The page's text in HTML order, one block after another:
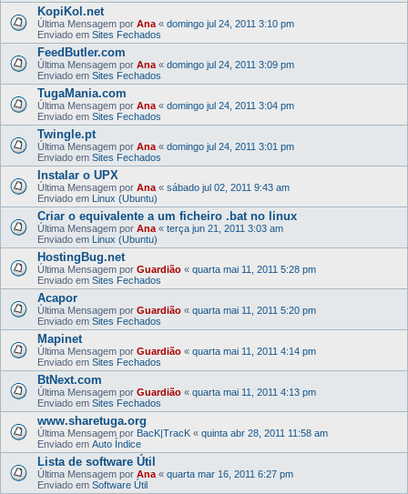
KopiKol.net
Última Mensagem por Ana « domingo jul 24, 2011 3:10 pm
Enviado em Sites Fechados
FeedButler.com
Última Mensagem por Ana « domingo jul 24, 2011 3:09 pm
Enviado em Sites Fechados
TugaMania.com
Última Mensagem por Ana « domingo jul 24, 2011 3:04 pm
Enviado em Sites Fechados
Twingle.pt
Última Mensagem por Ana « domingo jul 24, 2011 3:01 pm
Enviado em Sites Fechados
Instalar o UPX
Última Mensagem por Ana « sábado jul 02, 2011 9:43 am
Enviado em Linux (Ubuntu)
Criar o equivalente a um ficheiro .bat no linux
Última Mensagem por Ana « terça jun 21, 2011 3:03 am
Enviado em Linux (Ubuntu)
HostingBug.net
Última Mensagem por Guardião « quarta mai 11, 2011 5:28 pm
Enviado em Sites Fechados
Acapor
Última Mensagem por Guardião « quarta mai 11, 2011 5:20 pm
Enviado em Sites Fechados
Mapinet
Última Mensagem por Guardião « quarta mai 11, 2011 4:14 pm
Enviado em Sites Fechados
BtNext.com
Última Mensagem por Guardião « quarta mai 11, 2011 4:13 pm
Enviado em Sites Fechados
www.sharetuga.org
Última Mensagem por BacK|TracK « quinta abr 28, 2011 11:58 am
Enviado em Auto Índice
Lista de software Útil
Última Mensagem por Ana « quarta mar 16, 2011 6:27 pm
Enviado em Software Útil